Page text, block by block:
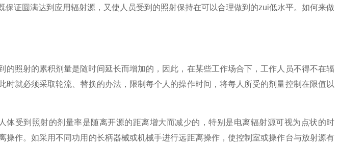
保证圆满达到应用辐射源，又使人员受到的照射保持在可以合理做到的zui低水平。如何来做
射的累积剂量是随时间延长而增加的，因此，在某些工作场合下，工作人员不得不在辐
时就必须采取轮流、替换的办法，限制每个人的操作时间，将每人所受的剂量控制在限值以
到照射的剂量率是随离开源的距离增大而减少的，特别是电离辐射源可视为点状的时
操作。如采用不同功用的长柄器械或机械手进行远距离操作，使控制室或操作台与放射源有